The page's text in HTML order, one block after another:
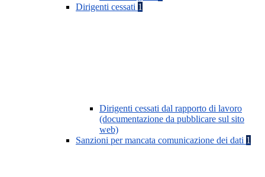
Dirigenti cessati 1
Dirigenti cessati dal rapporto di lavoro
(documentazione da pubblicare sul sito
web)
Sanzioni per mancata comunicazione dei dati 1